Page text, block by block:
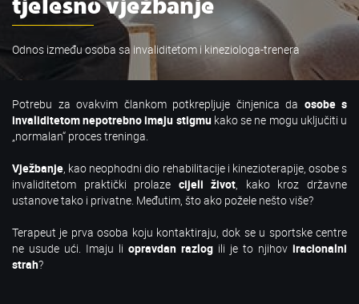
Odnos između osoba sa invaliditetom i kineziologa-trenera
Potrebu za ovakvim člankom potkrepljuje činjenica da osobe s
invaliditetom nepotrebno imaju stigmukako se ne mogu uključiti u
„normalan“ proces treninga.
Vježbanje, kao neophodni dio rehabilitacije i kinezioterapije, osobe s
invaliditetom praktički prolaze cijeli život, kako kroz državne
ustanove tako i privatne. Međutim, što ako požele nešto više?
Terapeut je prva osoba koju kontaktiraju, dok se u sportske centre
ne usude ući. Imaju li opravdan razlog ili je to njihov iracionalni
strah?